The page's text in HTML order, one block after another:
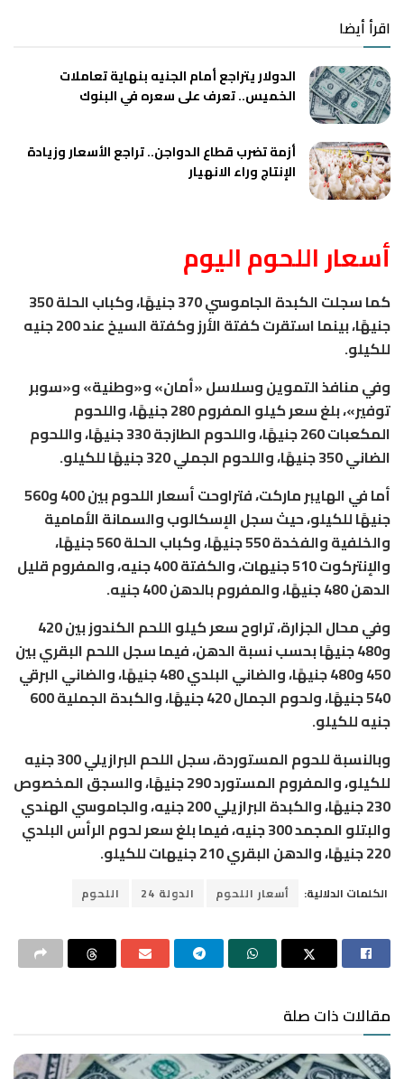
اقرأ أيضا
الدولار يتراجع أمام الجنيه بنهاية تعاملات
الخميس.. تعرف على سعره في البنوك
أزمة تضرب قطاع الدواجن.. تراجع الأسعار وزيادة
الإنتاج وراء الانهيار
أسعار اللحوم اليوم
كما سجلت الكبدة الجاموسي 370 جنيهًا، وكباب الحلة 350
جنيهًا، بينما استقرت كفتة الأرز وكفتة السيخ عند 200 جنيه
للكيلو.
وفي منافذ التموين وسلاسل «أمان» و«وطنية» و«سوبر
توفير»، بلغ سعر كيلو المفروم 280 جنيهًا، واللحوم
المكعبات 260 جنيهًا، واللحوم الطازجة 330 جنيهًا، واللحوم
الضاني 350 جنيهًا، واللحوم الجملي 320 جنيهًا للكيلو.
أما في الهايبر ماركت، فتراوحت أسعار اللحوم بين 400 و560
جنيهًا للكيلو، حيث سجل الإسكالوب والسمانة الأمامية
والخلفية والفخدة 550 جنيهًا، وكباب الحلة 560 جنيهًا،
والإنتركوت 510 جنيهات، والكفتة 400 جنيه، والمفروم قليل
الدهن 480 جنيهًا، والمفروم بالدهن 400 جنيه.
وفي محال الجزارة، تراوح سعر كيلو اللحم الكندوز بين 420
و480 جنيهًا بحسب نسبة الدهن، فيما سجل اللحم البقري بين
450 و480 جنيهًا، والضاني البلدي 480 جنيهًا، والضاني البرقي
540 جنيهًا، ولحوم الجمال 420 جنيهًا، والكبدة الجملية 600
جنيه للكيلو.
وبالنسبة للحوم المستوردة، سجل اللحم البرازيلي 300 جنيه
للكيلو، والمفروم المستورد 290 جنيهًا، والسجق المخصوص
230 جنيهًا، والكبدة البرازيلي 200 جنيه، والجاموسي الهندي
والبتلو المجمد 300 جنيه، فيما بلغ سعر لحوم الرأس البلدي
220 جنيهًا، والدهن البقري 210 جنيهات للكيلو.
الكلمات الدلالية: أسعار اللحوم الدولة 24 اللحوم
مقالات ذات صلة